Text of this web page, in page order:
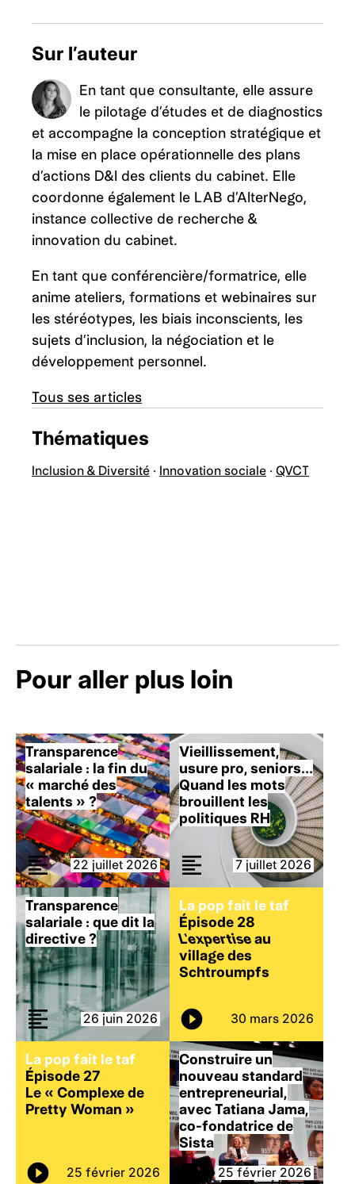
Sur l’auteur
En tant que consultante, elle assure
le pilotage d’études et de diagnostics
et accompagne la conception stratégique et
la mise en place opérationnelle des plans
d’actions D&I des clients du cabinet. Elle
coordonne également le LAB d’AlterNego,
instance collective de recherche &
innovation du cabinet.
En tant que conférencière/formatrice, elle
anime ateliers, formations et webinaires sur
les stéréotypes, les biais inconscients, les
sujets d’inclusion, la négociation et le
développement personnel.
Tous ses articles
Thématiques
Inclusion & Diversité · Innovation sociale · QVCT
Pour aller plus loin
Transparence
salariale : la fin du
« marché des
talents » ?
22 juillet 2026
Vieillissement,
usure pro, seniors…
Quand les mots
brouillent les
politiques RH
7 juillet 2026
Transparence
salariale : que dit la
directive ?
26 juin 2026
La pop fait le taf
Épisode 28
L’expertiseau
village des
Schtroumpfs
30 mars 2026
La pop fait le taf
Épisode 27
Le « Complexe de
Pretty Woman »
25 février 2026
Construire un
nouveau standard
entrepreneurial,
avec Tatiana Jama,
co-fondatrice de
Sista
25 février 2026